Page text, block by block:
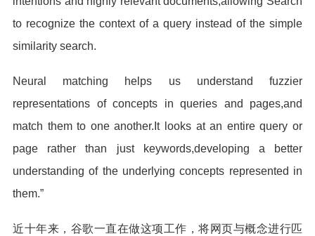
to recognize the context of a query instead of the simple
similarity search.
Neural matching helps us understand fuzzier
representations of concepts in queries and pages,and
match them to one another.It looks at an entire query or
page rather than just keywords,developing a better
understanding of the underlying concepts represented in
them.”
近十年来，谷歌一直在做这项工作，将网页与概念进行匹